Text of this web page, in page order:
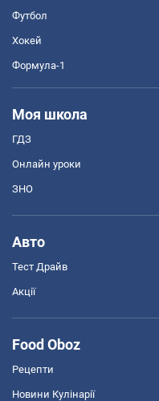
Футбол
Хокей
Формула-1
Моя школа
ГДЗ
Онлайн уроки
ЗНО
Авто
Тест Драйв
Акції
Food Oboz
Рецепти
Новини Кулінарії